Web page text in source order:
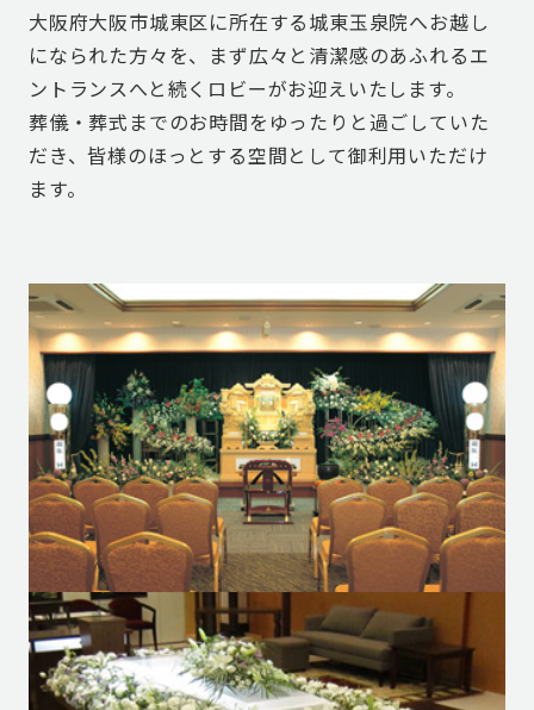
大阪府大阪市城東区に所在する城東玉泉院へお越し
になられた方々を、まず広々と清潔感のあふれるエ
ントランスへと続くロビーがお迎えいたします。
葬儀・葬式までのお時間をゆったりと過ごしていた
だき、皆様のほっとする空間として御利用いただけ
ます。